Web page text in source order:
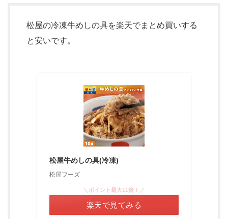
松屋の冷凍牛めしの具を楽天でまとめ買いする
と安いです。
松屋牛めしの具(冷凍)
松屋フーズ
＼ポイント最大11倍！／
楽天で見てみる